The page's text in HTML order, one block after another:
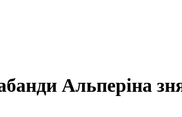
Альперіна